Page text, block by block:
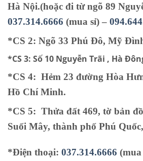
Hà Nội.(hoặc đi từ ngõ 89
037.314.6666 (mua sỉ) –
*CS 2: Ngõ 33 Phú Đô, Mỹ
*CS 3: Số 10 Nguyễn Trãi , Hà
*CS 4: Hẻm 23 đường Hòa
Hồ Chí Minh.
*CS 5: Thửa đất 469, tờ bản
Suối Mây, thành phố Phú
*Điện thoại: 037.314.6666 (mua